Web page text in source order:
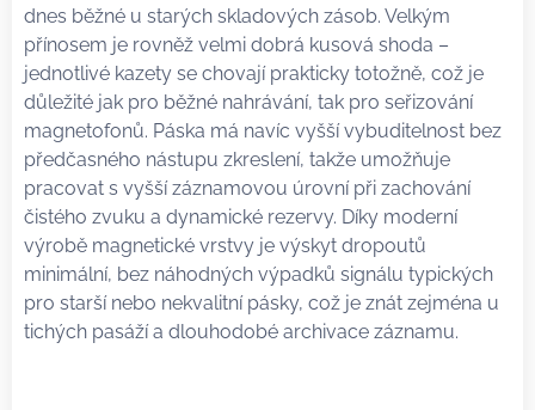
dnes běžné u starých skladových zásob. Velkým
přínosem je rovněž velmi dobrá kusová shoda –
jednotlivé kazety se chovají prakticky totožně, což je
důležité jak pro běžné nahrávání, tak pro seřizování
magnetofonů. Páska má navíc vyšší vybuditelnost bez
předčasného nástupu zkreslení, takže umožňuje
pracovat s vyšší záznamovou úrovní při zachování
čistého zvuku a dynamické rezervy. Díky moderní
výrobě magnetické vrstvy je výskyt dropoutů
minimální, bez náhodných výpadků signálu typických
pro starší nebo nekvalitní pásky, což je znát zejména u
tichých pasáží a dlouhodobé archivace záznamu.